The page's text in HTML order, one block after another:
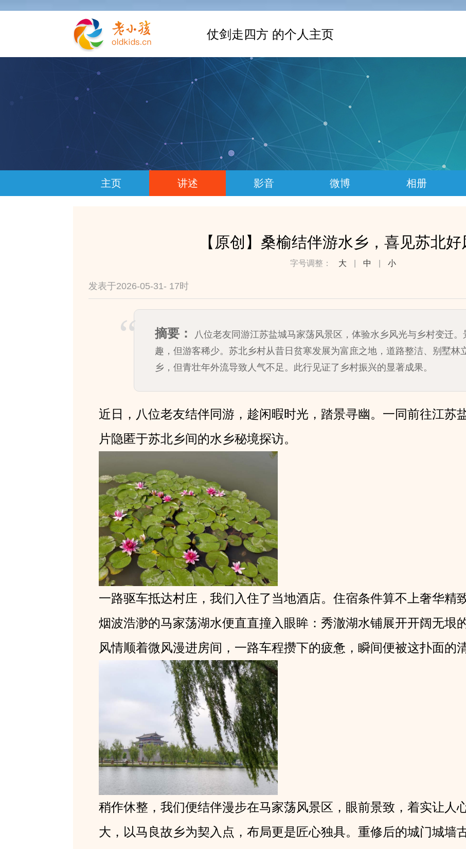
仗剑走四方 的个人主页
主页 讲述 影音 微博 相册
【原创】桑榆结伴游水乡，喜见苏北好
字号调整： 大 中 小
发表于2026-05-31- 17时
摘要：
八位老友同游江苏盐城马家荡风景区，体验水乡风光与乡村变迁
趣，但游客稀少。苏北乡村从昔日贫寒发展为富庶之地，道路整洁、别墅林
乡，但青壮年外流导致人气不足。此行见证了乡村振兴的显著成果。
近日，八位老友结伴同游，趁闲暇时光，踏景寻幽。一同前往江
片隐匿于苏北乡间的水乡秘境探访。
一路驱车抵达村庄，我们入住了当地酒店。住宿条件算不上奢华精
烟波浩渺的马家荡湖水便直直撞入眼眸：秀澈湖水铺展开开阔无垠
风情顺着微风漫进房间，一路车程攒下的疲惫，瞬间便被这扑面的
稍作休整，我们便结伴漫步在马家荡风景区，眼前景致，着实让人
大，以马良故乡为契入点，布局更是匠心独具。重修后的城门城墙